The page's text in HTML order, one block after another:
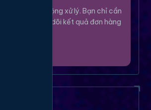
Hệ thống sẽ tự động xử lý. Bạn chỉ cần
thư giãn và theo dõi kết quả đơn hàng